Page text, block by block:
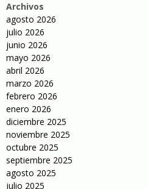
Archivos
agosto 2026
julio 2026
junio 2026
mayo 2026
abril 2026
marzo 2026
febrero 2026
enero 2026
diciembre 2025
noviembre 2025
octubre 2025
septiembre 2025
agosto 2025
julio 2025